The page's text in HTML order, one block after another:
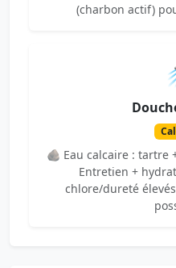
(charbon actif)
🪨 Eau calcaire : tartre
Entretien +
chlore/dureté